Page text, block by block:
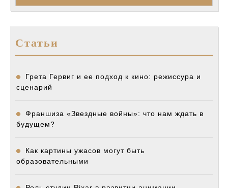
Статьи
Грета Гервиг и ее подход к кино: режиссура и
сценарий
Франшиза «Звездные войны»: что нам ждать в
будущем?
Как картины ужасов могут быть
образовательными